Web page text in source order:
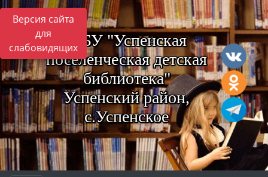
Версия сайта
для
слабовидящихМБУ "Успенская
поселенческая детская
библиотека"
Успенский район,
с.Успенское